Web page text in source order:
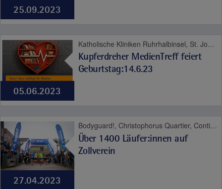
25.09.2023
05.06.2023
Katholische Kliniken Ruhrhalbinsel, St. Josef-Krankenhaus Kupferdreh, St. Josef Quartier
Kupferdreher MedienTreff feiert
Geburtstag:14.6.23
27.04.2023
Bodyguard!, Christophorus Quartier, Contilia Herz- und Gefäßzentrum, Contilia Institut für Psychosoziale Medizin, Contilia Klinik Management, Contilia Pflege und Betreuung, Contilia Zentrum für Arbeitsmedizin und Gesundheitsmanagement, Contilia Zentrum für Krankenhaushygiene, CTR Huttrop, Elisabeth-Krankenhaus Essen, Emmaus Quartier, Engelbertus Quartier, Fachklinik Kamillushaus Heidhausen, Franziskushaus, Franziskus Quartier, Geriatrie-Zentrum Haus Berge, Haus Berge, Haus Berge Quartier, Hildegardis Quartier, Katholisches Familienzentrum und Kindergarten Auf den Hufen, Kängurus - Ambulante Kinderkrankenpflege, Katholische Kliniken Ruhrhalbinsel, Laurentius Quartier, Maria Frieden Quartier, Martin Luther Quartier, Philippusstift, Praxis am Grillo-Theater, Raphaelhaus, SPORTZ - Medizinisches Gerätetraining, Sportz Am Uhlenkrug, St. Andreas Quartier, St. Elisabeth-Krankenhaus Niederwenigern, St. Elisabeth Quartier, St. Josef-Krankenhaus Kupferdreh, St. Josef Quartier, St. Marien-Hospital Mülheim an der Ruhr, St. Marien Quartier, Stationäre Reha Sucht, Theaterpassage, Therapie und Reha Kupferdreh, Wohnanlage St. Anna-Stift, Anästhesie und Schmerztherapie, Altersmedizin, Bewegungsapparat, Contilia, Diabetes, Frauengesundheit, Geburt, Herz und Gefäße, Impfen, Karriere, Kinder- und Jugendmedizin, Labor, Neurologie, Niere, Notfallmedizin, Pflege, Plastische Chirurgie, Psyche und Sucht, Seelsorge, Therapie und Reha, Urologie, Viszeralmedizin
Über 1400 Läufer:innen auf
Zollverein